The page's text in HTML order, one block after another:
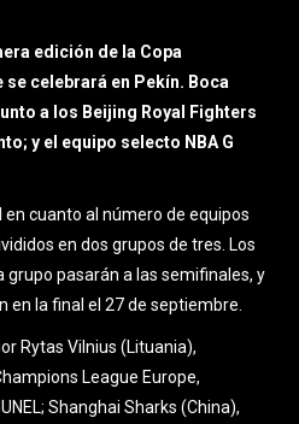
edición de la Copa
se celebrará en Pekín. Boca
a los Beijing Royal Fighters
y el equipo selecto NBA G
cuanto al número de equipos
en dos grupos de tres. Los
grupo pasarán a las semifinales, y
en la final el 27 de septiembre.
Rytas Vilnius (Lituania),
League Europe,
Shanghai Sharks (China),